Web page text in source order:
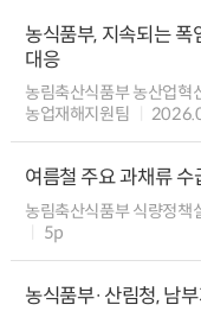
농식품부, 지속되는
대응
농림축산식품부 농산업혁
농업재해지원팀
여름철 주요 과채류 수
농림축산식품부 식량정책
5p
농식품부·산림청, 남